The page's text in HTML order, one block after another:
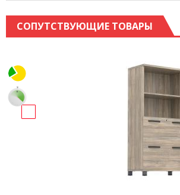
СОПУТСТВУЮЩИЕ ТОВАРЫ